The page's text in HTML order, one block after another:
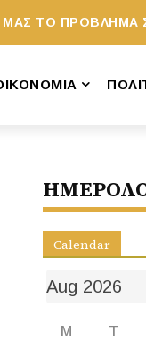
ΜΑΣ ΤΟ ΠΡΟΒΛΗΜΑ
Calendar
M T